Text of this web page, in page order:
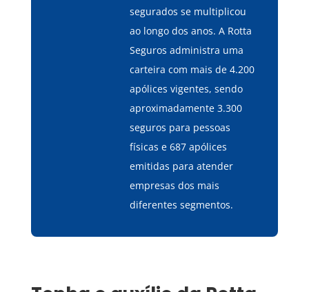
segurados se multiplicou
ao longo dos anos. A Rotta
Seguros administra uma
carteira com mais de 4.200
apólices vigentes, sendo
aproximadamente 3.300
seguros para pessoas
físicas e 687 apólices
emitidas para atender
empresas dos mais
diferentes segmentos.